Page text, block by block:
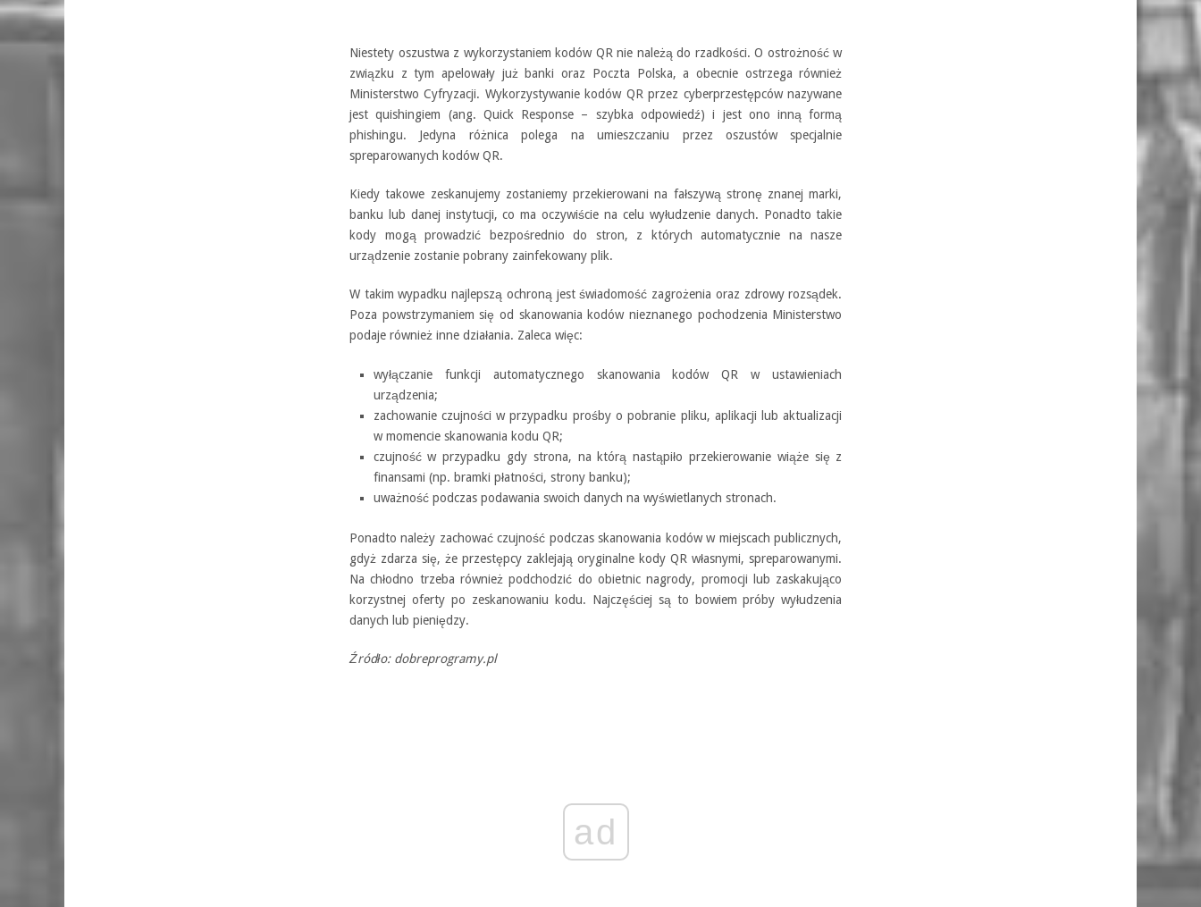
Niestety oszustwa z wykorzystaniem kodów QR nie należą do rzadkości. O ostrożność w
związku z tym apelowały już banki oraz Poczta Polska, a obecnie ostrzega również
Ministerstwo Cyfryzacji. Wykorzystywanie kodów QR przez cyberprzestępców nazywane
jest quishingiem (ang. Quick Response – szybka odpowiedź) i jest ono inną formą
phishingu. Jedyna różnica polega na umieszczaniu przez oszustów specjalnie
spreparowanych kodów QR.
Kiedy takowe zeskanujemy zostaniemy przekierowani na fałszywą stronę znanej marki,
banku lub danej instytucji, co ma oczywiście na celu wyłudzenie danych. Ponadto takie
kody mogą prowadzić bezpośrednio do stron, z których automatycznie na nasze
urządzenie zostanie pobrany zainfekowany plik.
W takim wypadku najlepszą ochroną jest świadomość zagrożenia oraz zdrowy rozsądek.
Poza powstrzymaniem się od skanowania kodów nieznanego pochodzenia Ministerstwo
podaje również inne działania. Zaleca więc:
wyłączanie funkcji automatycznego skanowania kodów QR w ustawieniach
urządzenia;
zachowanie czujności w przypadku prośby o pobranie pliku, aplikacji lub aktualizacji
w momencie skanowania kodu QR;
czujność w przypadku gdy strona, na którą nastąpiło przekierowanie wiąże się z
finansami (np. bramki płatności, strony banku);
uważność podczas podawania swoich danych na wyświetlanych stronach.
Ponadto należy zachować czujność podczas skanowania kodów w miejscach publicznych,
gdyż zdarza się, że przestępcy zaklejają oryginalne kody QR własnymi, spreparowanymi.
Na chłodno trzeba również podchodzić do obietnic nagrody, promocji lub zaskakująco
korzystnej oferty po zeskanowaniu kodu. Najczęściej są to bowiem próby wyłudzenia
danych lub pieniędzy.
Źródło: dobreprogramy.pl
ad